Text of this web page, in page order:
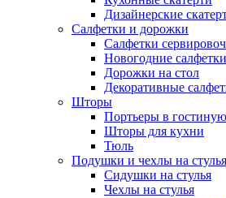
Дизайнерские
Салфетки и дорожки
Салфетки
Новогодние салфетки
Дорожки на стол
Декоративные
Шторы
Портьеры в
Шторы для кухни
Тюль
Подушки и чехлы на
Сидушки на стулья
Чехлы на стулья